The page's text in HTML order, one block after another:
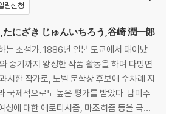
림신청
にざき じゅんいちろう,谷崎 潤一郞
는 소설가. 1886년 일본 도쿄에서 태어났
중기까지 왕성한 작품 활동을 하며 다방면
시한 작가로, 노벨 문학상 후보에 수차례 지
국제적으로도 높은 평가를 받았다. 탐미주
성에 대한 에로티시즘, 마조히즘 등을 극도